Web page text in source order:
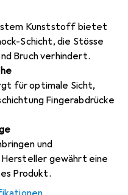
Kunststoff bietet
Schicht, die Stösse
Bruch verhindert.
für optimale Sicht,
Fingerabdrücke
und
gewährt eine
Produkt.